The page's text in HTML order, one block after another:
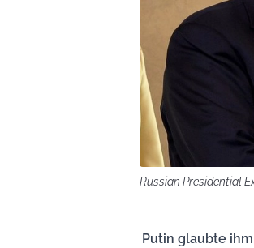
Russian Presidential
Putin glaubte